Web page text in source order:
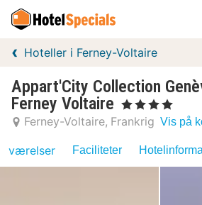
Hoteller i Ferney-Voltaire
Appart'City Collection
Ferney Voltaire
, 4 Stjerner
Ferney-Voltaire Frankrig Vis på
værelser Faciliteter